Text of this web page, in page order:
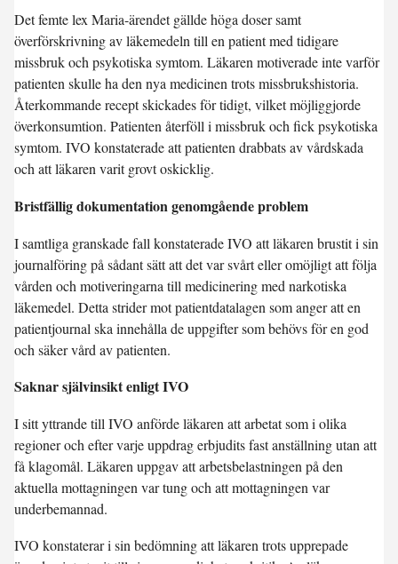
Det femte lex Maria-ärendet gällde höga doser samt
överförskrivning av läkemedeln till en patient med tidigare
missbruk och psykotiska symtom. Läkaren motiverade inte varför
patienten skulle ha den nya medicinen trots missbrukshistoria.
Återkommande recept skickades för tidigt, vilket möjliggjorde
överkonsumtion. Patienten återföll i missbruk och fick psykotiska
symtom. IVO konstaterade att patienten drabbats av vårdskada
och att läkaren varit grovt oskicklig.
Bristfällig dokumentation genomgående problem
I samtliga granskade fall konstaterade IVO att läkaren brustit i sin
journalföring på sådant sätt att det var svårt eller omöjligt att följa
vården och motiveringarna till medicinering med narkotiska
läkemedel. Detta strider mot patientdatalagen som anger att en
patientjournal ska innehålla de uppgifter som behövs för en god
och säker vård av patienten.
Saknar självinsikt enligt IVO
I sitt yttrande till IVO anförde läkaren att arbetat som i olika
regioner och efter varje uppdrag erbjudits fast anställning utan att
få klagomål. Läkaren uppgav att arbetsbelastningen på den
aktuella mottagningen var tung och att mottagningen var
underbemannad.
IVO konstaterar i sin bedömning att läkaren trots upprepade